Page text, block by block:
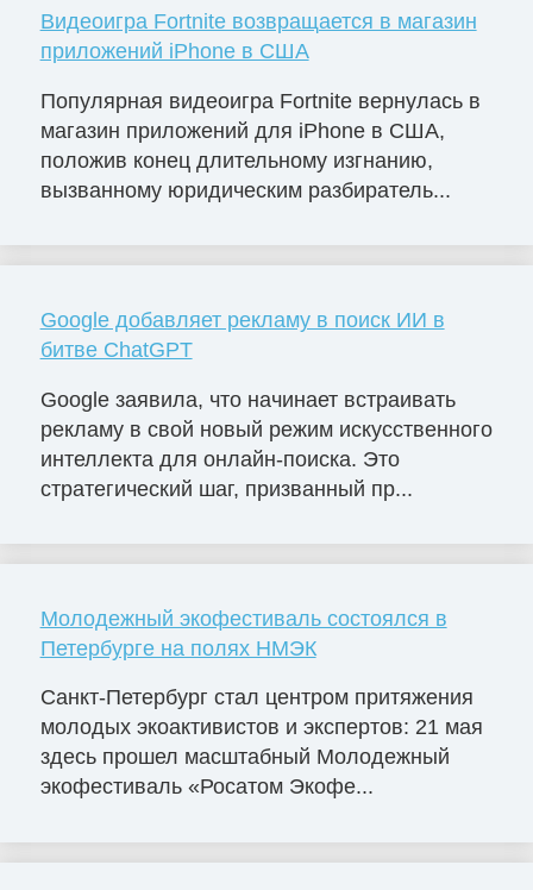
Видеоигра Fortnite возвращается в магазин
приложений iPhone в США
Популярная видеоигра Fortnite вернулась в
магазин приложений для iPhone в США,
положив конец длительному изгнанию,
вызванному юридическим разбиратель...
Google добавляет рекламу в поиск ИИ в
битве ChatGPT
Google заявила, что начинает встраивать
рекламу в свой новый режим искусственного
интеллекта для онлайн-поиска. Это
стратегический шаг, призванный пр...
Молодежный экофестиваль состоялся в
Петербурге на полях НМЭК
Санкт-Петербург стал центром притяжения
молодых экоактивистов и экспертов: 21 мая
здесь прошел масштабный Молодежный
экофестиваль «Росатом Экофе...